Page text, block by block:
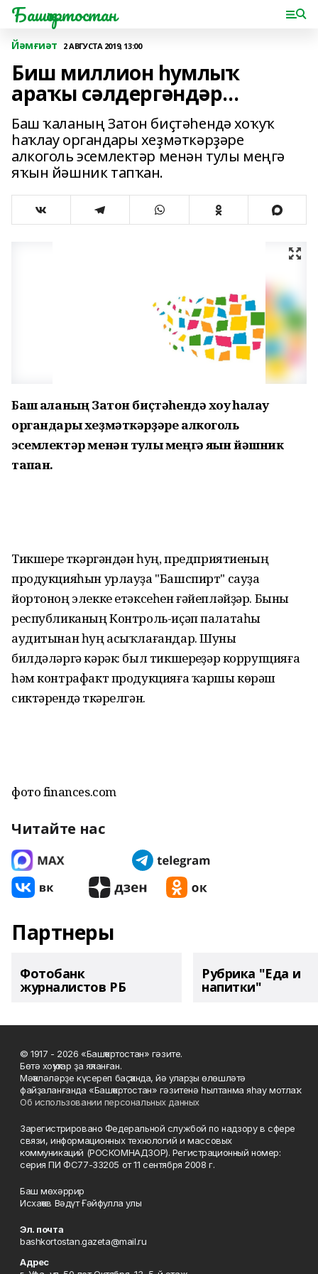
Башҡортостан
Йәмғиәт 2 АВГУСТА 2019, 13:00
Биш миллион һумлыҡ
араҡы сәлдергәндәр...
Баш ҡаланың Затон биҫтәһендә хоҡуҡ
һаҡлау органдары хеҙмәткәрҙәре
алкоголь эсемлектәр менән тулы меңгә
яҡын йәшник тапҡан.
Баш ҡаланың Затон биҫтәһендә хоҡуҡ һаҡлау
органдары хеҙмәткәрҙәре алкоголь
эсемлектәр менән тулы меңгә яҡын йәшник
тапҡан.
Тикшереү үткәргәндән һуң, предприятиеның
продукцияһын урлауҙа "Башспирт" сауҙа
йортоноң элекке етәксеһен ғәйепләйҙәр. Быны
республиканың Контроль-иҫәп палатаһы
аудитынан һуң асыҡлағандар. Шуны
билдәләргә кәрәк: был тикшереүҙәр коррупцияға
һәм контрафакт продукцияға ҡаршы көрәш
сиктәрендә үткәрелгән.
фото finances.com
Читайте нас
Партнеры
Фотобанк
журналистов РБ
Рубрика "Еда и
напитки"
© 1917 - 2026 «Башҡортостан» гәзите.
Бөтә хоҡуҡтар ҙа яҡланған.
Мәҡәләләрҙе күсереп баҫҡанда, йә уларҙы өлөшләтә
файҙаланғанда «Башҡортостан» гәзитенә һылтанма яһау мотлаҡ.
Об использовании персональных данных
Зарегистрировано Федеральной службой по надзору в сфере
связи, информационных технологий и массовых
коммуникаций (РОСКОМНАДЗОР). Регистрационный номер:
серия ПИ ФС77-33205 от 11 сентября 2008 г.
Баш мөхәррир
Исхаҡов Вәдүт Ғәйфулла улы
Эл. почта
bashkortostan.gazeta@mail.ru
Адрес